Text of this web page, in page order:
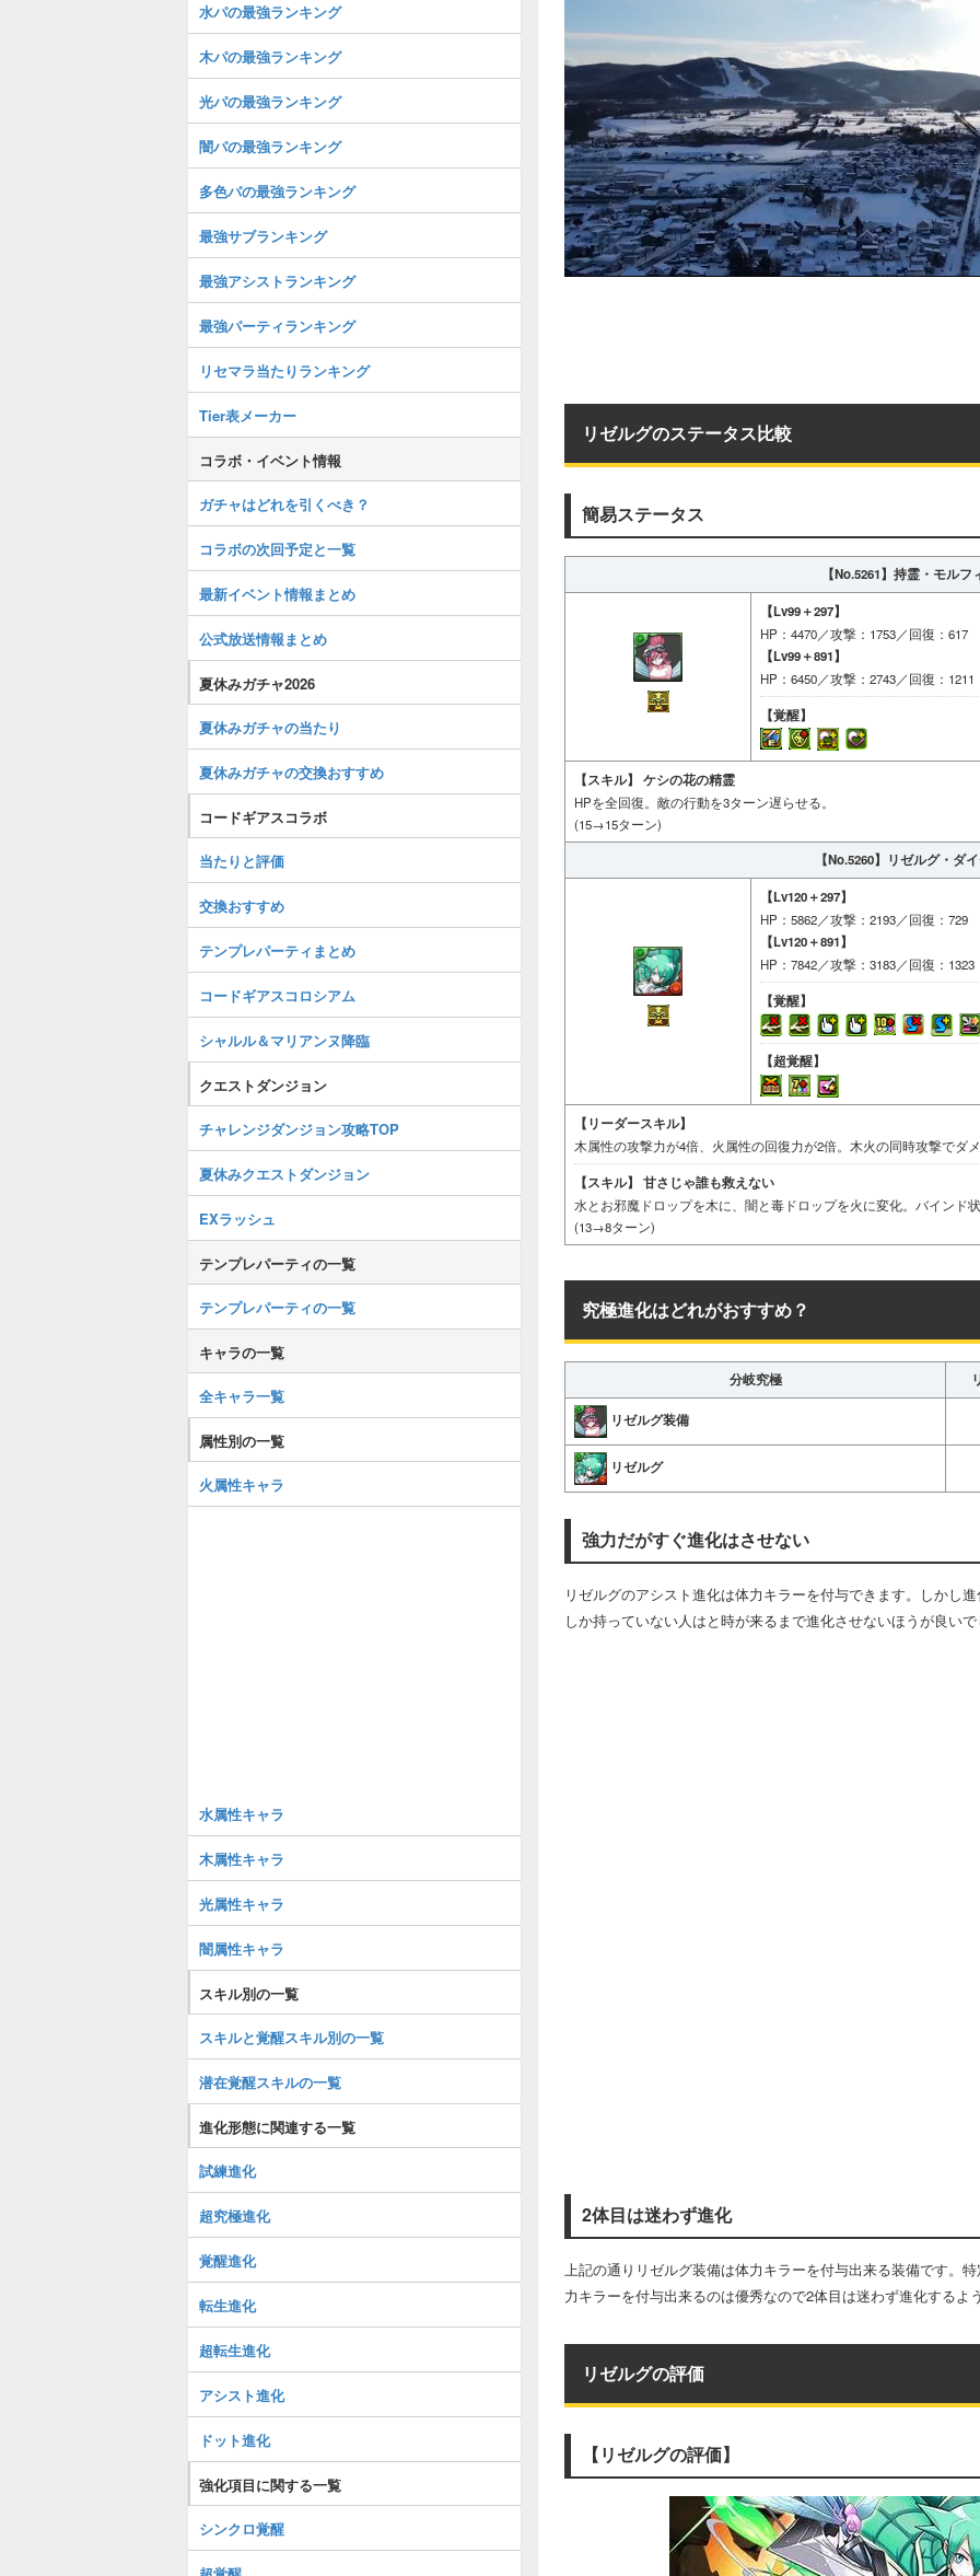
リゼルグのステータス比較
簡易ステータス
【No.5261】 持霊・モルフ
【Lv99＋297】
HP：4470／攻撃：1753／回復：617
【Lv99＋891】
HP：6450／攻撃：2743／回復：1211
【覚醒】
【スキル】 ケシの花の精霊
HPを全回復。敵の行動を3ターン遅らせる。
(15→15ターン)
【No.5260】 リゼルグ・ダ
【Lv120＋297】
HP：5862／攻撃：2193／回復：729
【Lv120＋891】
HP：7842／攻撃：3183／回復：1323
【覚醒】
【超覚醒】
【リーダースキル】
木属性の攻撃力が4倍、火属性の回復力が2倍。木火の同時攻撃でダ
【スキル】 甘さじゃ誰も救えない
水とお邪魔ドロップを木に、闇と毒ドロップを火に変化。バインド
(13→8ターン)
究極進化はどれがおすすめ？
分岐究極
リゼルグ装備
リゼルグ
強力だがすぐ進化はさせない
リゼルグのアシスト進化は体力キラーを付与できます。しかし
しか持っていない人はと時が来るまで進化させないほうが良い
2体目は迷わず進化
上記の通りリゼルグ装備は体力キラーを付与出来る装備です。
力キラーを付与出来るのは優秀なので2体目は迷わず進化するよ
リゼルグの評価
【リゼルグの評価】
水パの最強ランキング
木パの最強ランキング
光パの最強ランキング
闇パの最強ランキング
多色パの最強ランキング
最強サブランキング
最強アシストランキング
最強パーティランキング
リセマラ当たりランキング
Tier表メーカー
コラボ・イベント情報
ガチャはどれを引くべき？
コラボの次回予定と一覧
最新イベント情報まとめ
公式放送情報まとめ
夏休みガチャ2026
夏休みガチャの当たり
夏休みガチャの交換おすすめ
コードギアスコラボ
当たりと評価
交換おすすめ
テンプレパーティまとめ
コードギアスコロシアム
シャルル＆マリアンヌ降臨
クエストダンジョン
チャレンジダンジョン攻略TOP
夏休みクエストダンジョン
EXラッシュ
テンプレパーティの一覧
テンプレパーティの一覧
キャラの一覧
全キャラ一覧
属性別の一覧
火属性キャラ
水属性キャラ
木属性キャラ
光属性キャラ
闇属性キャラ
スキル別の一覧
スキルと覚醒スキル別の一覧
潜在覚醒スキルの一覧
進化形態に関連する一覧
試練進化
超究極進化
覚醒進化
転生進化
超転生進化
アシスト進化
ドット進化
強化項目に関する一覧
シンクロ覚醒